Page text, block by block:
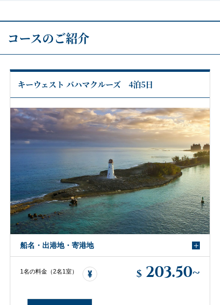
コースのご紹介
キーウェスト バハマクルーズ 4泊5日
船名・出港地・寄港地
1名の料金（2名1室） $ 203.50~